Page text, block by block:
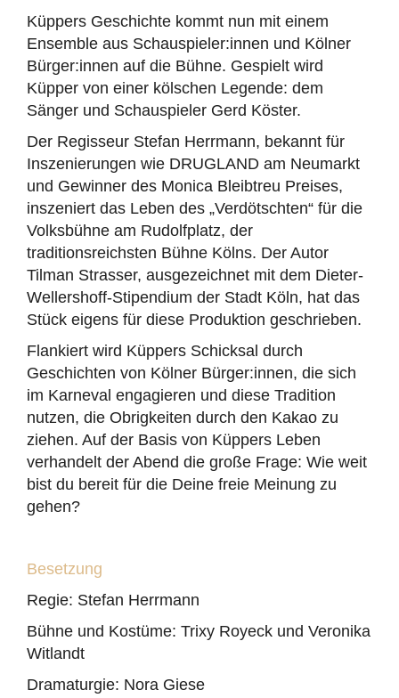
Küppers Geschichte kommt nun mit einem
Ensemble aus Schauspieler:innen und Kölner
Bürger:innen auf die Bühne. Gespielt wird
Küpper von einer kölschen Legende: dem
Sänger und Schauspieler Gerd Köster.
Der Regisseur Stefan Herrmann, bekannt für
Inszenierungen wie DRUGLAND am Neumarkt
und Gewinner des Monica Bleibtreu Preises,
inszeniert das Leben des „Verdötschten“ für die
Volksbühne am Rudolfplatz, der
traditionsreichsten Bühne Kölns. Der Autor
Tilman Strasser, ausgezeichnet mit dem Dieter-
Wellershoff-Stipendium der Stadt Köln, hat das
Stück eigens für diese Produktion geschrieben.
Flankiert wird Küppers Schicksal durch
Geschichten von Kölner Bürger:innen, die sich
im Karneval engagieren und diese Tradition
nutzen, die Obrigkeiten durch den Kakao zu
ziehen. Auf der Basis von Küppers Leben
verhandelt der Abend die große Frage: Wie weit
bist du bereit für die Deine freie Meinung zu
gehen?
Besetzung
Regie: Stefan Herrmann
Bühne und Kostüme: Trixy Royeck und Veronika
Witlandt
Dramaturgie: Nora Giese